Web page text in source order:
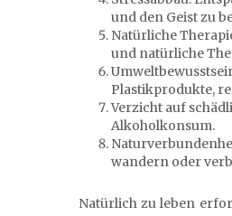
und den Geist zu
Natürliche
und natürliche
Plastikprodukte,
Verzicht auf
Alkoholkonsum.
wandern oder
Natürlich zu leben